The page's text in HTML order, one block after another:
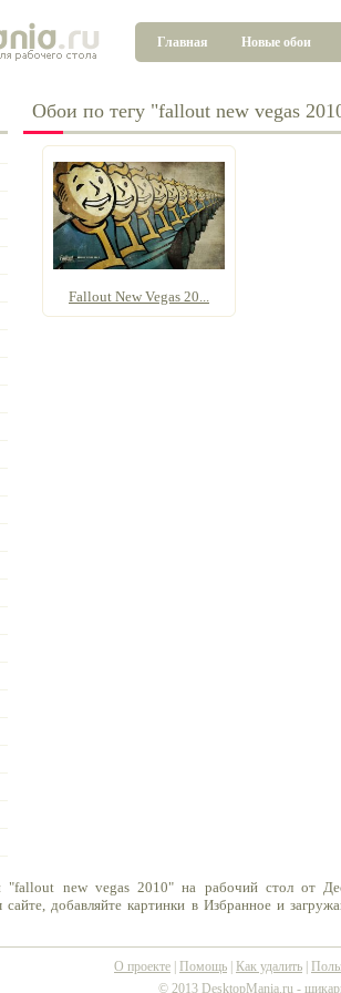
Главная Новые обои
Обои по тегу "fallout new vegas
Fallout New Vegas 20...
"fallout new vegas 2010" на рабочий стол от
сайте, добавляйте картинки в Избранное и
О проекте Помощь Как удалить
© 2013 DesktopMania.ru -